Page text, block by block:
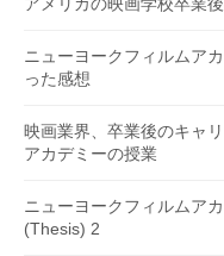
ニューヨークフィルムア
った感想
映画業界、卒業後のキャ
アカデミーの授業
ニューヨークフィルムア
(Thesis) 2